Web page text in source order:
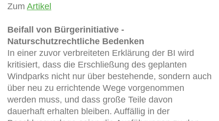
Zum Artikel
Beifall von Bürgerinitiative -
Naturschutzrechtliche Bedenken
In einer zuvor verbreiteten Erklärung der BI wird
kritisiert, dass die Erschließung des geplanten
Windparks nicht nur über bestehende, sondern auch
über neu zu errichtende Wege vorgenommen
werden muss, und dass große Teile davon
dauerhaft erhalten bleiben. Auffällig in der